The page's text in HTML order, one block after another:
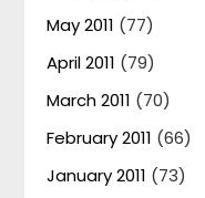
May 2011 (77)
April 2011 (79)
March 2011 (70)
February 2011 (66)
January 2011 (73)